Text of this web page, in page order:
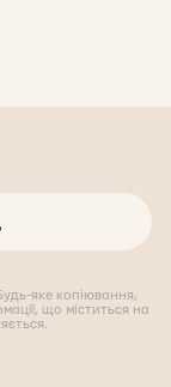
яке копіювання,
що міститься на